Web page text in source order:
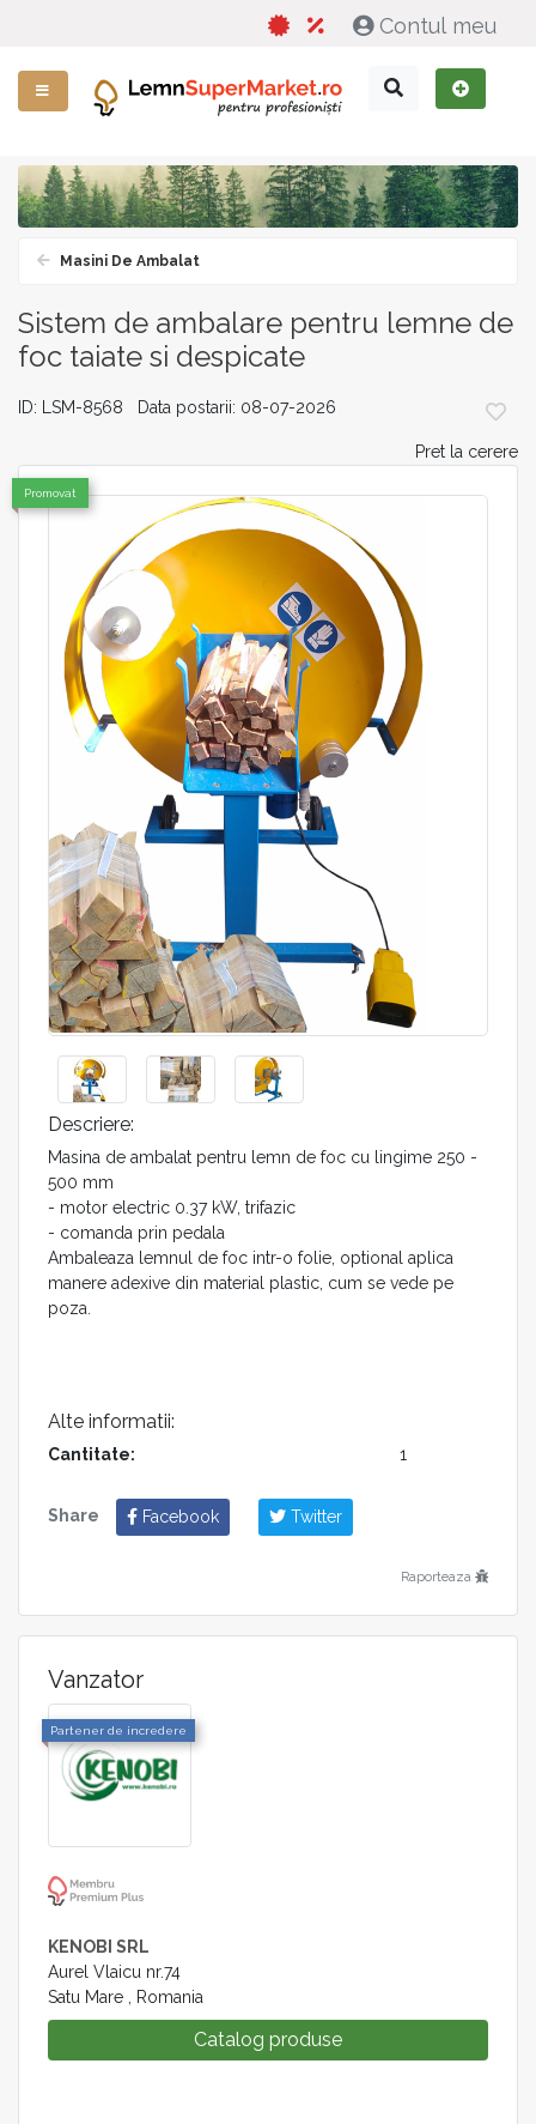
Contul meu
Masini De Ambalat
Sistem de ambalare pentru lemne de
foc taiate si despicate
ID: LSM-8568 Data postarii: 08-07-2026
Pret la cerere
Promovat
Descriere:
Masina de ambalat pentru lemn de foc cu lingime 250 -
500 mm
- motor electric 0.37 kW, trifazic
- comanda prin pedala
Ambaleaza lemnul de foc intr-o folie, optional aplica
manere adexive din material plastic, cum se vede pe
poza.
Alte informatii:
Cantitate: 1
Share Facebook Twitter
Raporteaza
Vanzator
Partener de incredere
KENOBI SRL
Aurel Vlaicu nr.74
Satu Mare , Romania
Catalog produse